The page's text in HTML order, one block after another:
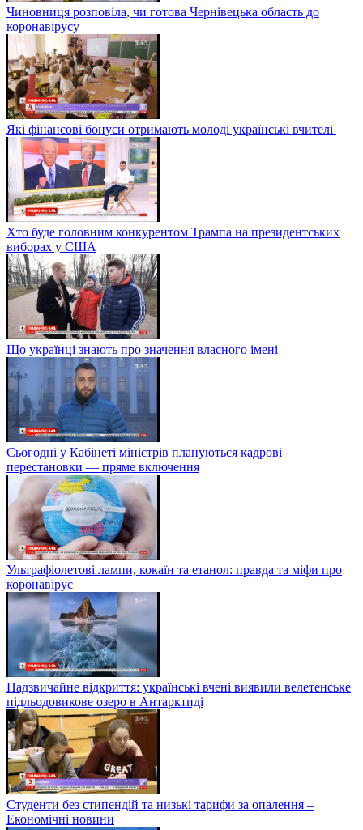
Чиновниця розповіла, чи готова Чернівецька область до
коронавірусу
Які фінансові бонуси отримають молоді українські вчителі
Хто буде головним конкурентом Трампа на президентських
виборах у США
Що українці знають про значення власного імені
Сьогодні у Кабінеті міністрів плануються кадрові
перестановки — пряме включення
Ультрафіолетові лампи, кокаїн та етанол: правда та міфи про
коронавірус
Надзвичайне відкриття: українські вчені виявили велетенське
підльодовикове озеро в Антарктиді
Студенти без стипендій та низькі тарифи за опалення –
Економічні новини